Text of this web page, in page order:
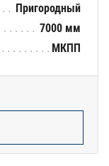
Пригородный
7000 мм
МКПП